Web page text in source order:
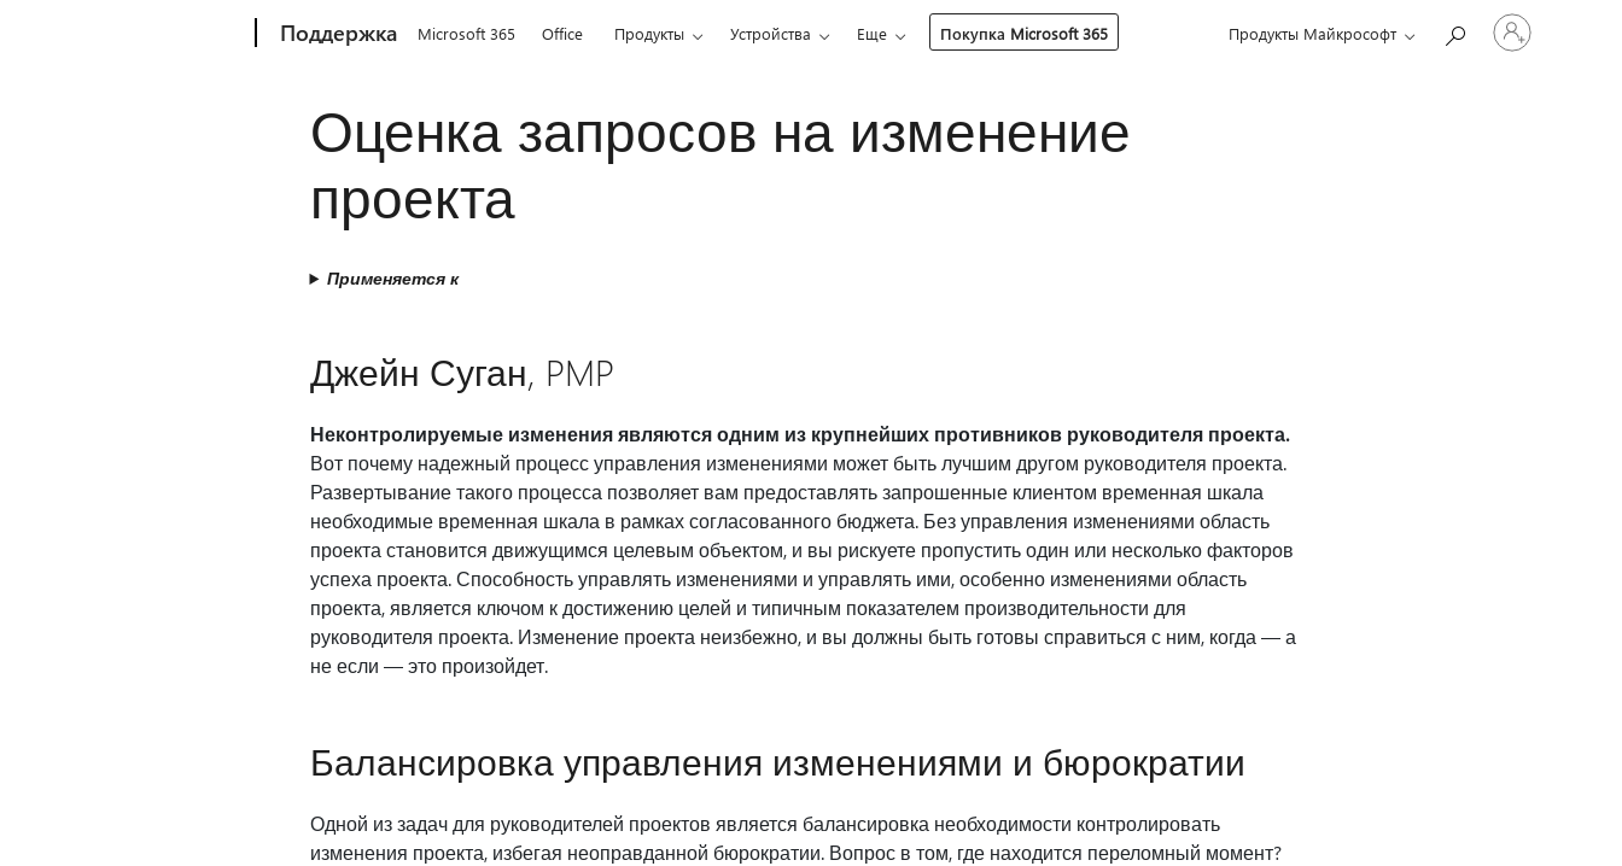
Поддержка Microsoft 365 Office Продукты Устройства Еще Покупка Microsoft 365 Продукты Майкрософт
Войдите
учетную
Оценка запросов на изменение
проекта
Применяется к
Джейн Суган, PMP
Неконтролируемые изменения являются одним из крупнейших противников руководителя проекта.
Вот почему надежный процесс управления изменениями может быть лучшим другом руководителя проекта.
Развертывание такого процесса позволяет вам предоставлять запрошенные клиентом временная шкала
необходимые временная шкала в рамках согласованного бюджета. Без управления изменениями область
проекта становится движущимся целевым объектом, и вы рискуете пропустить один или несколько факторов
успеха проекта. Способность управлять изменениями и управлять ими, особенно изменениями область
проекта, является ключом к достижению целей и типичным показателем производительности для
руководителя проекта. Изменение проекта неизбежно, и вы должны быть готовы справиться с ним, когда — а
не если — это произойдет.
Балансировка управления изменениями и бюрократии
Одной из задач для руководителей проектов является балансировка необходимости контролировать
изменения проекта, избегая неоправданной бюрократии. Вопрос в том, где находится переломный момент?